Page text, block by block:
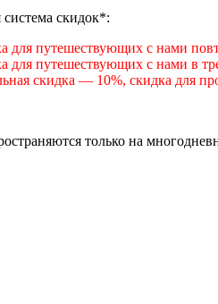
скидок*:
для путешествующих с нами
для путешествующих с нами в
скидка — 10%, скидка для
только на